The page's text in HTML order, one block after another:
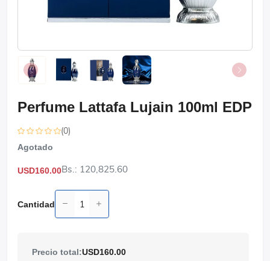
Perfume Lattafa Lujain 100ml EDP
(0)
Agotado
USD160.00Bs.: 120,825.60
Cantidad
Precio total:USD160.00